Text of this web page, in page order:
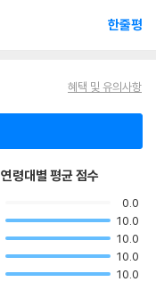
한줄평
혜택 및 유의사항
연령대별 평균 점수
0.0
10.0
10.0
10.0
10.0